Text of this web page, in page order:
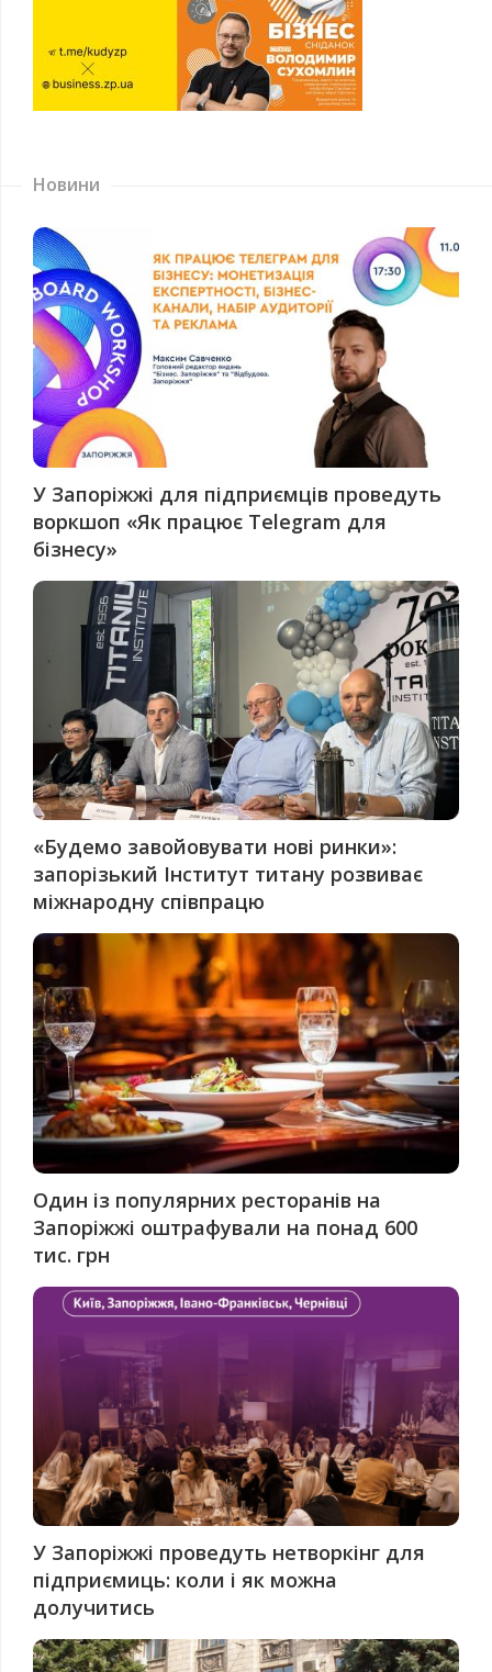
Новини
У Запоріжжі для підприємців проведуть
воркшоп «Як працює Telegram для
бізнесу»
«Будемо завойовувати нові ринки»:
запорізький Інститут титану розвиває
міжнародну співпрацю
Один із популярних ресторанів на
Запоріжжі оштрафували на понад 600
тис. грн
У Запоріжжі проведуть нетворкінг для
підприємиць: коли і як можна
долучитись